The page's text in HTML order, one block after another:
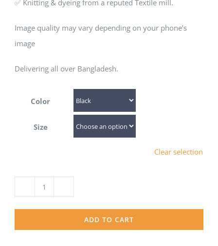
✅ Knitting & dyeing from a reputed Textile mill.
Image quality may vary depending on your phone’s
image
Delivering all over Bangladesh.
Color
Size
Clear selection
are
ADD TO CART